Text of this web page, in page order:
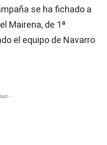
se ha fichado a
Mairena, de 1ª
el equipo de Navarro
-